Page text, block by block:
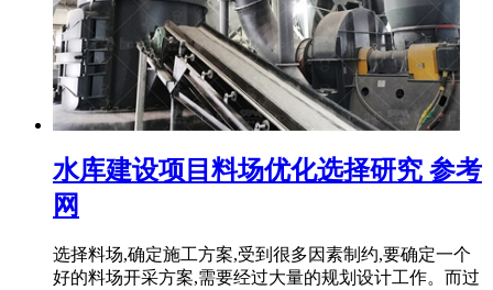
水库建设项目料场优化选择研究 参考
网
选择料场,确定施工方案,受到很多因素制约,要确定一个
好的料场开采方案,需要经过大量的规划设计工作。而过